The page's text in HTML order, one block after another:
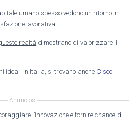
umano spesso vedono un ritorno in
lavorativa.
realtà dimostrano di valorizzare il
ideali in Italia, si trovano anche Cisco
Anúncios
l’innovazione e fornire chance di